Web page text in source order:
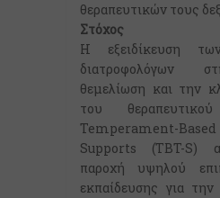
θεραπευτικών τους
Στόχος
Η εξειδίκευση
διατροφολόγων
θεμελίωση και την
του
Temperament-
Supports (TBT-S)
παροχή υψηλού
εκπαίδευσης για την